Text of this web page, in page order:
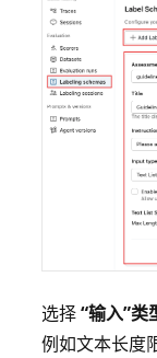
选择“输入”类
例如文本长度